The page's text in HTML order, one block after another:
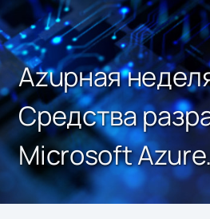
Azuрная
Средства
Microsoft Azure.